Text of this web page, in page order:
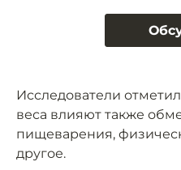
Исследователи
веса влияют также
пищеварения,
другое.